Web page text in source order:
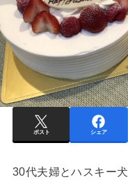
ポスト シェア
30代夫婦とハスキー